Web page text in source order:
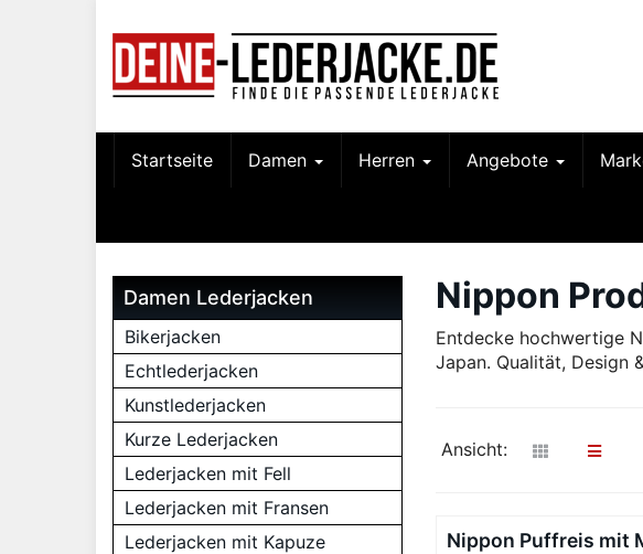
Startseite Damen Herren Angebote
Nippon
Entdecke hochwertige
Japan. Qualität, Design
Ansicht:
Nippon Puffreis mit
Damen Lederjacken
Bikerjacken
Echtlederjacken
Kunstlederjacken
Kurze Lederjacken
Lederjacken mit Fell
Lederjacken mit Fransen
Lederjacken mit Kapuze